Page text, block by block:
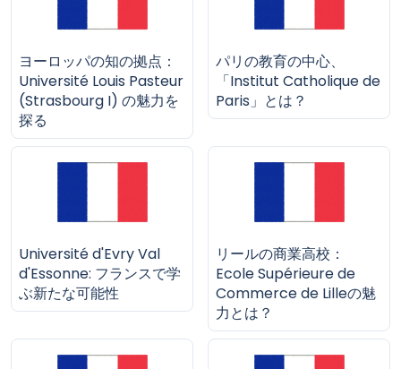
ヨーロッパの知の拠点：
Université Louis Pasteur
(Strasbourg I) の魅力を
探る
パリの教育の中心、
「Institut Catholique de
Paris」とは？
Université d'Evry Val
d'Essonne: フランスで学
ぶ新たな可能性
リールの商業高校：
Ecole Supérieure de
Commerce de Lilleの魅
力とは？